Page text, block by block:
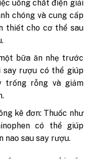
uống chất điện giải
chóng và cung cấp
thiết cho cơ thể sau
bữa ăn nhẹ trước
say rượu có thể giúp
trống rỗng và giảm
kê đơn: Thuốc như
có thể giúp
nao sau say rượu.